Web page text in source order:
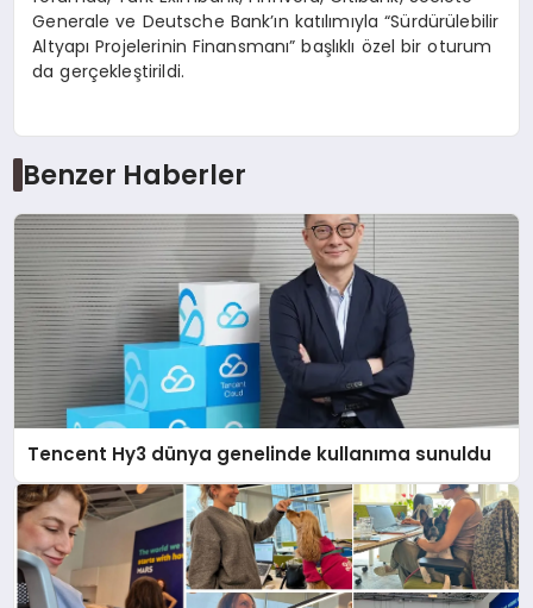
Generale ve Deutsche Bank’ın katılımıyla “Sürdürülebilir
Altyapı Projelerinin Finansmanı” başlıklı özel bir oturum
da gerçekleştirildi.
Benzer Haberler
Tencent Hy3 dünya genelinde kullanıma sunuldu